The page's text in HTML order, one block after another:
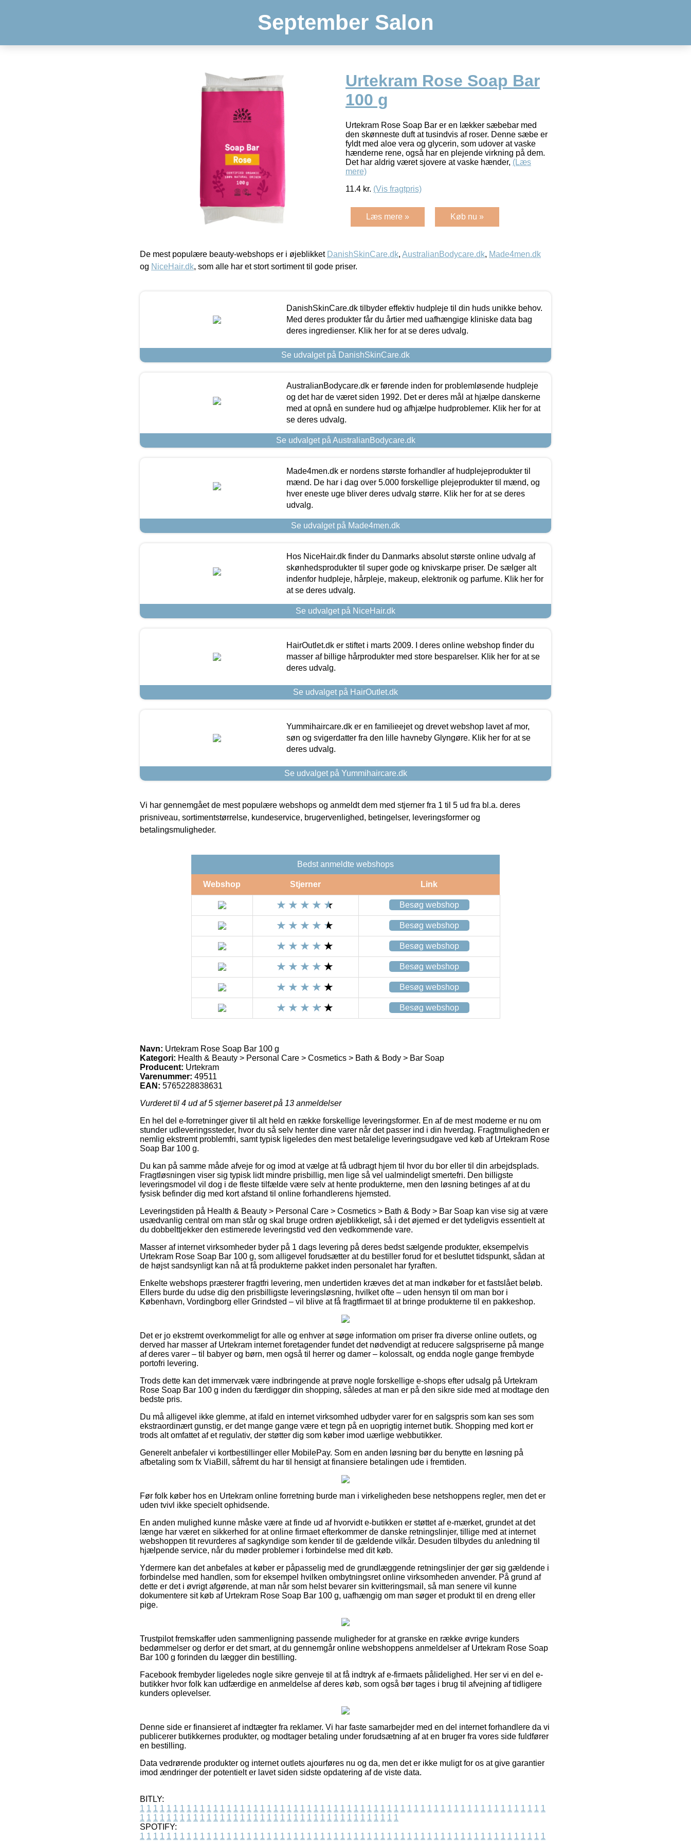
September Salon
Urtekram Rose Soap Bar
100 g
Urtekram Rose Soap Bar er en lækker sæbebar med
den skønneste duft at tusindvis af roser. Denne sæbe er
fyldt med aloe vera og glycerin, som udover at vaske
hænderne rene, også har en plejende virkning på dem.
Det har aldrig været sjovere at vaske hænder, (Læs
mere)
11.4 kr. (Vis fragtpris)
Læs mere » Køb nu »
De mest populære beauty-webshops er i øjeblikket DanishSkinCare.dk, AustralianBodycare.dk, Made4men.dk
og NiceHair.dk, som alle har et stort sortiment til gode priser.
DanishSkinCare.dk tilbyder effektiv hudpleje til din huds unikke behov.
Med deres produkter får du årtier med uafhængige kliniske data bag
deres ingredienser. Klik her for at se deres udvalg.
Se udvalget på DanishSkinCare.dk
AustralianBodycare.dk er førende inden for problemløsende hudpleje
og det har de været siden 1992. Det er deres mål at hjælpe danskerne
med at opnå en sundere hud og afhjælpe hudproblemer. Klik her for at
se deres udvalg.
Se udvalget på AustralianBodycare.dk
Made4men.dk er nordens største forhandler af hudplejeprodukter til
mænd. De har i dag over 5.000 forskellige plejeprodukter til mænd, og
hver eneste uge bliver deres udvalg større. Klik her for at se deres
udvalg.
Se udvalget på Made4men.dk
Hos NiceHair.dk finder du Danmarks absolut største online udvalg af
skønhedsprodukter til super gode og knivskarpe priser. De sælger alt
indenfor hudpleje, hårpleje, makeup, elektronik og parfume. Klik her for
at se deres udvalg.
Se udvalget på NiceHair.dk
HairOutlet.dk er stiftet i marts 2009. I deres online webshop finder du
masser af billige hårprodukter med store besparelser. Klik her for at se
deres udvalg.
Se udvalget på HairOutlet.dk
Yummihaircare.dk er en familieejet og drevet webshop lavet af mor,
søn og svigerdatter fra den lille havneby Glyngøre. Klik her for at se
deres udvalg.
Se udvalget på Yummihaircare.dk
Vi har gennemgået de mest populære webshops og anmeldt dem med stjerner fra 1 til 5 ud fra bl.a. deres
prisniveau, sortimentstørrelse, kundeservice, brugervenlighed, betingelser, leveringsformer og
betalingsmuligheder.
Bedst anmeldte webshops
Webshop Stjerner Link
Besøg webshop
Besøg webshop
Besøg webshop
Besøg webshop
Besøg webshop
Besøg webshop
Navn: Urtekram Rose Soap Bar 100 g
Kategori: Health & Beauty > Personal Care > Cosmetics > Bath & Body > Bar Soap
Producent: Urtekram
Varenummer: 49511
EAN: 5765228838631
Vurderet til 4 ud af 5 stjerner baseret på 13 anmeldelser
En hel del e-forretninger giver til alt held en række forskellige leveringsformer. En af de mest moderne er nu om
stunder udleveringssteder, hvor du så selv henter dine varer når det passer ind i din hverdag. Fragtmuligheden er
nemlig ekstremt problemfri, samt typisk ligeledes den mest betalelige leveringsudgave ved køb af Urtekram Rose
Soap Bar 100 g.
Du kan på samme måde afveje for og imod at vælge at få udbragt hjem til hvor du bor eller til din arbejdsplads.
Fragtløsningen viser sig typisk lidt mindre prisbillig, men lige så vel ualmindeligt smertefri. Den billigste
leveringsmodel vil dog i de fleste tilfælde være selv at hente produkterne, men den løsning betinges af at du
fysisk befinder dig med kort afstand til online forhandlerens hjemsted.
Leveringstiden på Health & Beauty > Personal Care > Cosmetics > Bath & Body > Bar Soap kan vise sig at være
usædvanlig central om man står og skal bruge ordren øjeblikkeligt, så i det øjemed er det tydeligvis essentielt at
du dobbelttjekker den estimerede leveringstid ved den vedkommende vare.
Masser af internet virksomheder byder på 1 dags levering på deres bedst sælgende produkter, eksempelvis
Urtekram Rose Soap Bar 100 g, som alligevel forudsætter at du bestiller forud for et besluttet tidspunkt, sådan at
de højst sandsynligt kan nå at få produkterne pakket inden personalet har fyraften.
Enkelte webshops præsterer fragtfri levering, men undertiden kræves det at man indkøber for et fastslået beløb.
Ellers burde du udse dig den prisbilligste leveringsløsning, hvilket ofte – uden hensyn til om man bor i
København, Vordingborg eller Grindsted – vil blive at få fragtfirmaet til at bringe produkterne til en pakkeshop.
Det er jo ekstremt overkommeligt for alle og enhver at søge information om priser fra diverse online outlets, og
derved har masser af Urtekram internet foretagender fundet det nødvendigt at reducere salgspriserne på mange
af deres varer – til babyer og børn, men også til herrer og damer – kolossalt, og endda nogle gange frembyde
portofri levering.
Trods dette kan det immervæk være indbringende at prøve nogle forskellige e-shops efter udsalg på Urtekram
Rose Soap Bar 100 g inden du færdiggør din shopping, således at man er på den sikre side med at modtage den
bedste pris.
Du må alligevel ikke glemme, at ifald en internet virksomhed udbyder varer for en salgspris som kan ses som
ekstraordinært gunstig, er det mange gange være et tegn på en uoprigtig internet butik. Shopping med kort er
trods alt omfattet af et regulativ, der støtter dig som køber imod uærlige webbutikker.
Generelt anbefaler vi kortbestillinger eller MobilePay. Som en anden løsning bør du benytte en løsning på
afbetaling som fx ViaBill, såfremt du har til hensigt at finansiere betalingen ude i fremtiden.
Før folk køber hos en Urtekram online forretning burde man i virkeligheden bese netshoppens regler, men det er
uden tvivl ikke specielt ophidsende.
En anden mulighed kunne måske være at finde ud af hvorvidt e-butikken er støttet af e-mærket, grundet at det
længe har været en sikkerhed for at online firmaet efterkommer de danske retningslinjer, tillige med at internet
webshoppen tit revurderes af sagkyndige som kender til de gældende vilkår. Desuden tilbydes du anledning til
hjælpende service, når du møder problemer i forbindelse med dit køb.
Ydermere kan det anbefales at køber er påpasselig med de grundlæggende retningslinjer der gør sig gældende i
forbindelse med handlen, som for eksempel hvilken ombytningsret online virksomheden anvender. På grund af
dette er det i øvrigt afgørende, at man når som helst bevarer sin kvitteringsmail, så man senere vil kunne
dokumentere sit køb af Urtekram Rose Soap Bar 100 g, uafhængig om man søger et produkt til en dreng eller
pige.
Trustpilot fremskaffer uden sammenligning passende muligheder for at granske en række øvrige kunders
bedømmelser og derfor er det smart, at du gennemgår online webshoppens anmeldelser af Urtekram Rose Soap
Bar 100 g forinden du lægger din bestilling.
Facebook frembyder ligeledes nogle sikre genveje til at få indtryk af e-firmaets pålidelighed. Her ser vi en del e-
butikker hvor folk kan udfærdige en anmeldelse af deres køb, som også bør tages i brug til afvejning af tidligere
kunders oplevelser.
Denne side er finansieret af indtægter fra reklamer. Vi har faste samarbejder med en del internet forhandlere da vi
publicerer butikkernes produkter, og modtager betaling under forudsætning af at en bruger fra vores side fuldfører
en bestilling.
Data vedrørende produkter og internet outlets ajourføres nu og da, men det er ikke muligt for os at give garantier
imod ændringer der potentielt er lavet siden sidste opdatering af de viste data.
BITLY:
1 1 1 1 1 1 1 1 1 1 1 1 1 1 1 1 1 1 1 1 1 1 1 1 1 1 1 1 1 1 1 1 1 1 1 1 1 1 1 1 1 1 1 1 1 1 1 1 1 1 1 1 1 1 1 1 1 1 1 1 1
1 1 1 1 1 1 1 1 1 1 1 1 1 1 1 1 1 1 1 1 1 1 1 1 1 1 1 1 1 1 1 1 1 1 1 1 1 1 1
SPOTIFY:
1 1 1 1 1 1 1 1 1 1 1 1 1 1 1 1 1 1 1 1 1 1 1 1 1 1 1 1 1 1 1 1 1 1 1 1 1 1 1 1 1 1 1 1 1 1 1 1 1 1 1 1 1 1 1 1 1 1 1 1 1